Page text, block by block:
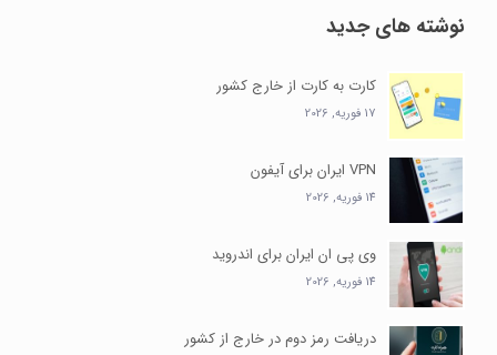
نوشته های جدید
کارت به کارت از خارج کشور
17 فوریه, 2026
VPN ایران برای آیفون
14 فوریه, 2026
وی پی ان ایران برای اندروید
14 فوریه, 2026
دریافت رمز دوم در خارج از کشور